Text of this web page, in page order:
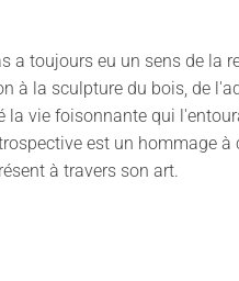
a toujours eu un sens de la
à la sculpture du bois, de
la vie foisonnante qui
est un hommage
à travers son art.